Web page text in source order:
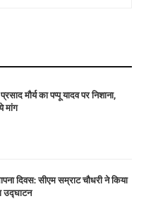
मौर्य का पप्पू यादव पर निशाना,
मांग
दिवस: सीएम सम्राट चौधरी ने किया
उद्घाटन